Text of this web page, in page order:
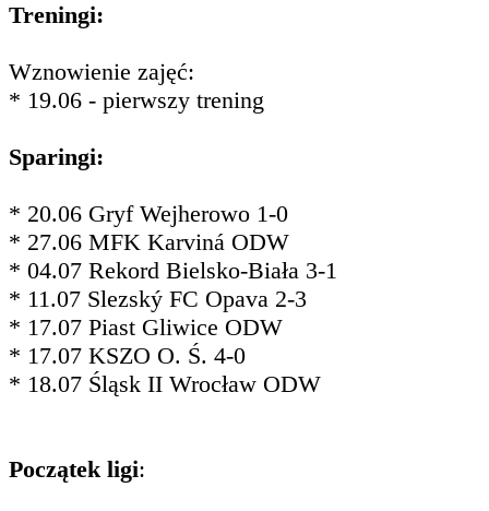
Treningi:
Wznowienie zajęć:
* 19.06 - pierwszy trening
Sparingi:
* 20.06 Gryf Wejherowo 1-0
* 27.06 MFK Karviná ODW
* 04.07 Rekord Bielsko-Biała 3-1
* 11.07 Slezský FC Opava 2-3
* 17.07 Piast Gliwice ODW
* 17.07 KSZO O. Ś. 4-0
* 18.07 Śląsk II Wrocław ODW
Początek ligi: